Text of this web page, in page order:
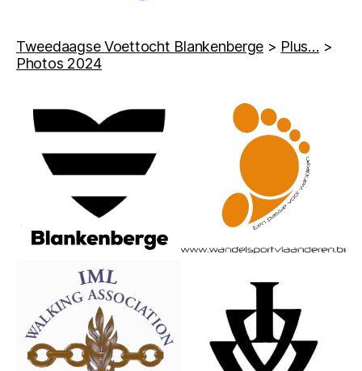
Tweedaagse Voettocht Blankenberge > Plus… >
Photos 2024